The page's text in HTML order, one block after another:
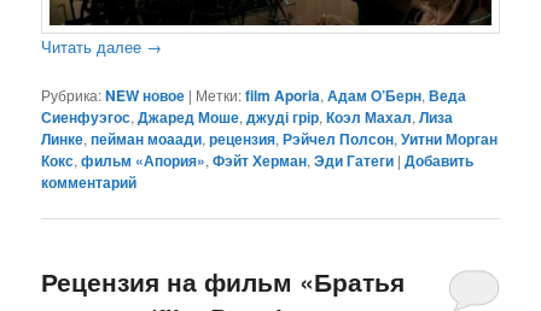
Читать далее →
Рубрика:NEW новое | Метки:film Aporia,Адам О’Берн,Веда
Сиенфуэгос,Джаред Моше,джуді грір,Коэл Махал,Лиза
Линке,пейман моаади,рецензия,Рэйчел Полсон,Уитни Морган
Кокс,фильм «Апория»,Фэйт Херман,Эди Гатеги |Добавить
комментарий
Рецензия на фильм «Братья